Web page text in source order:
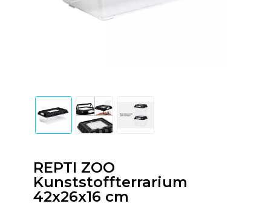
REPTI ZOO
Kunststoffterrarium
42x26x16 cm